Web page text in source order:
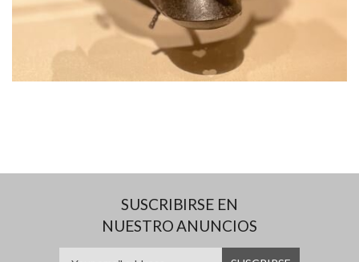
SUSCRIBIRSE EN
NUESTRO ANUNCIOS